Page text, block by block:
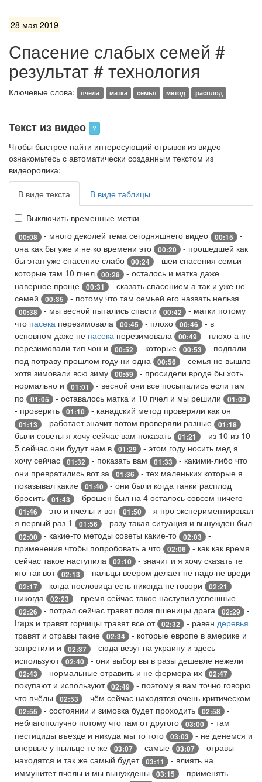
28 мая 2019
Спасение слабых семей #
результат # технология
Ключевые слова: пчела матка семья метод расплод
Текст из видео ?
Чтобы быстрее найти интересующий отрывок из видео -
ознакомьтесь с автоматически созданным текстом из
видеоролика:
В виде текста В виде таблицы
Выключить временные метки
00:08 - много деколей тема сегодняшнего видео 00:15
-
она как бы уже и не ко времени это
00:20
- прошедшей как
бы этап уже спасение слабо
00:24
- шеи спасения семьи
которые там 10 пчел
00:28
- осталось и матка даже
наверное проще
00:31
- сказать спасением а так и уже не
семей
00:35 - потому что там семьей его назвать нельзя
00:38 - мы весной пытались спасти 00:42
- матки потому
что пасека перезимовала 00:45 - плохо 00:46
- в
основном даже не пасека перезимовала 00:49
- плохо а не
перезимовали тип чон и
00:52 - которые 00:53
- подпали
под потраву прошлом году ни одна
00:56
- семья не вышло
хотя зимовали всю зиму
00:59
- просидели вроде бы хоть
нормально и
01:01
- весной они все посыпались если там
по
01:05 - оставалось матка и 10 пчел и мы решили 01:09
- проверить 01:10 - канадский метод проверяли как он
01:13 - работает значит потом проверяли разные 01:18
-
были советы я хочу сейчас вам показать
01:21
- из 10 из 10
5 сейчас они будут нам в
01:29
- этом году носить мед я
хочу сейчас
01:32 - показать вам 01:33
- какими-либо что
они превратились вот за
01:36
- тех маленьких которые я
показывал какие
01:40
- они были когда танки расплод
бросить
01:43 - брошен был на 4 осталось совсем ничего
01:46 - это и пчелы и вот 01:50
- я про экспериментировал
я первый раз 1
01:56 - разу такая ситуация и вынужден был
02:00 - какие-то методы советы какие-то 02:03
-
применения чтобы попробовать а что
02:06
- как как время
сейчас такое наступила
02:10
- значит и я хочу сказать те
кто так вот 02:13 - пальцы веером делает не надо не вреди
02:17 - когда пословица есть никогда не говори 02:21
-
никогда
02:23 - время сейчас такое наступил успешные
02:26 - потрал сейчас травят поля пшеницы драга 02:29
-
traps и травят горчицы травят все от 02:32 - равен деревья
травят и отравы такие
02:34
- которые европе в америке и
запретили и
02:37
- сюда везут на украину и здесь
используют 02:40 - они выбор вы в разы дешевле нежели
02:43 - нормальные отравить и не фермера их 02:47
-
покупают и используют 02:49
- поэтому я вам точно говорю
что пчёлы
02:53 - чём сейчас находятся очень критическом
02:55 - состоянии и зимовка будет проходить 02:58
-
неблагополучно потому что там от другого
03:00
- там
пестициды въезде и никуда мы то того
03:03
- не денемся и
впервые у пыльце те же
03:07 - самые 03:07
- отравы
находятся и так же самый будет 03:11
- влиять на
иммунитет пчелы и мы вынуждены
03:15
- применять